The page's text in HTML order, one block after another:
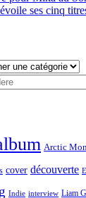
ses cinq
Arctic
cover découverte
Indie interview Liam